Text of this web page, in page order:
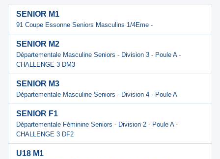
SENIOR M1
91 Coupe Essonne Seniors Masculins 1/4Eme -
SENIOR M2
Départementale Masculine Seniors - Division 3 - Poule A -
CHALLENGE 3 DM3
SENIOR M3
Départementale Masculine Seniors - Division 4 - Poule A
SENIOR F1
Départementale Féminine Seniors - Division 2 - Poule A -
CHALLENGE 3 DF2
U18 M1